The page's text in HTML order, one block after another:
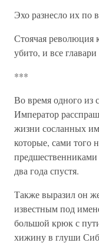
Эхо разнесло их по
Стоячая революция
убито, и все
***
Во время одного из
Император
жизни сосланных им
которые, сами того
два года спустя.
Также выразил он
известным под
большой крюк с
хижину в глуши